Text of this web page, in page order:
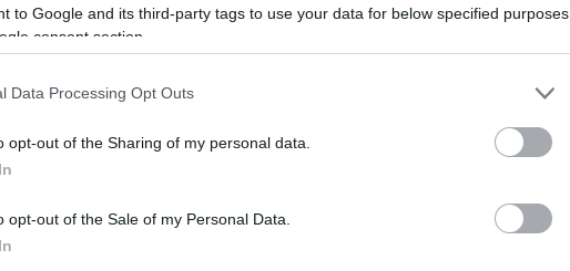
to Google and its third-party tags to use your data for below specified purposes
consent section.
Data Processing Opt Outs
opt-out of the Sharing of my personal data.
opt-out of the Sale of my Personal Data.
per un futuro più verde.
nel settembre 2026, durante la fiera
Sponsor dell’iniziativa. Questo evento
ma offrirà anche l’opportunità di
che il settore ferroviario deve
globale